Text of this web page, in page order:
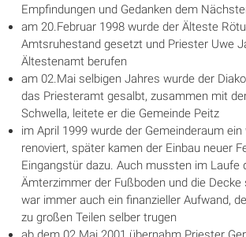
Empfindungen und Gedanken dem
am 20.Februar 1998 wurde der Älteste
Amtsruhestand gesetzt und Priester Uwe
Ältestenamt berufen
am 02.Mai selbigen Jahres wurde der
das Priesteramt gesalbt, zusammen mit
Schwella, leitete er die Gemeinde Peitz
im April 1999 wurde der Gemeinderaum
renoviert, später kamen der Einbau neuer
Eingangstür dazu. Auch mussten im Laufe
Ämterzimmer der Fußboden und die
war immer auch ein finanzieller Aufwand,
zu großen Teilen selber trugen